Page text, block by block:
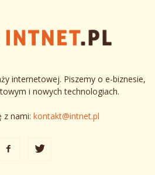
internetowej. Piszemy o e-biznesie,
i nowych technologiach.
z nami: kontakt@intnet.pl